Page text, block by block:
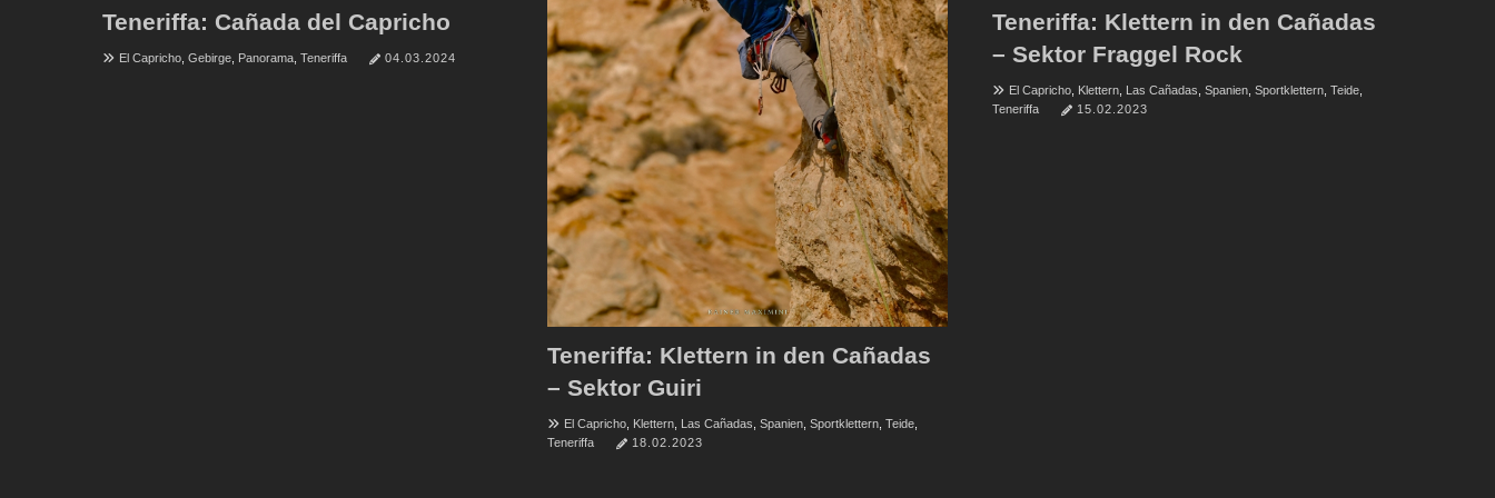
Teneriffa: Cañada del Capricho
El Capricho Gebirge Panorama Teneriffa 04.03.2024
Teneriffa: Klettern in den Cañadas
– Sektor Guiri
El Capricho, Klettern, Las Cañadas Spanien, Sportklettern, Teide,
Teneriffa
18.02.2023
Teneriffa: Klettern in den Cañadas
– Sektor Fraggel Rock
El Capricho, Klettern, Las Cañadas Spanien, Sportklettern, Teide,
Teneriffa
15.02.2023